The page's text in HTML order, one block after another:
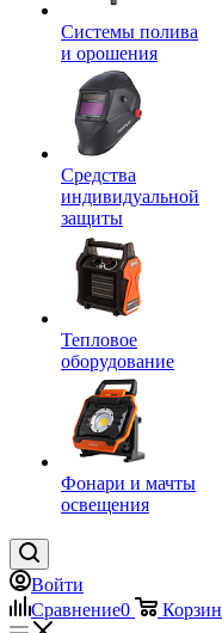
Системы полива
и орошения
Средства
индивидуальной
защиты
Тепловое
оборудование
Фонари и мачты
освещения
Войти
Сравнение0